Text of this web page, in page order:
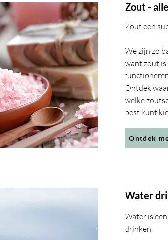
Zout -
Zout een
We zijn zo
want zout is
Ontdek
welke
best kunt
Ontdek
Water
Water is
drinken.